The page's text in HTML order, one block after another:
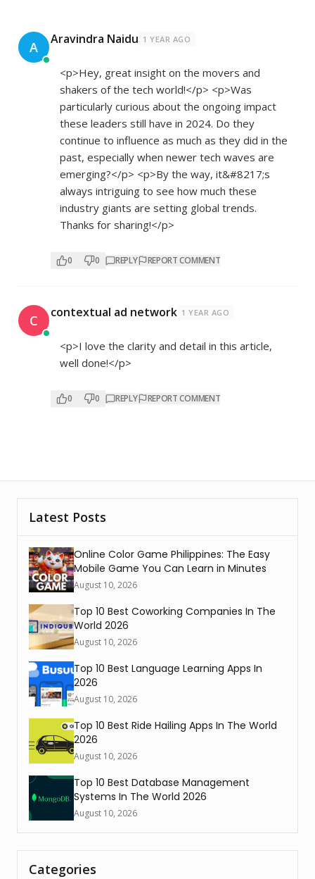
A Aravindra Naidu 1 YEAR AGO
<p>Hey, great insight on the movers and
shakers of the tech world!</p> <p>Was
particularly curious about the ongoing impact
these leaders still have in 2024. Do they
continue to influence as much as they did in the
past, especially when newer tech waves are
emerging?</p> <p>By the way, it&#8217;s
always intriguing to see how much these
industry giants are setting global trends.
Thanks for sharing!</p>
0 0 REPLY REPORT COMMENT
C contextual ad network 1 YEAR AGO
<p>I love the clarity and detail in this article,
well done!</p>
0 0 REPLY REPORT COMMENT
Latest Posts
Online Color Game Philippines: The Easy
Mobile Game You Can Learn in Minutes
August 10, 2026
Top 10 Best Coworking Companies In The
World 2026
August 10, 2026
Top 10 Best Language Learning Apps In
2026
August 10, 2026
Top 10 Best Ride Hailing Apps In The World
2026
August 10, 2026
Top 10 Best Database Management
Systems In The World 2026
August 10, 2026
Categories